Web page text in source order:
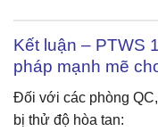
Kết luận – PTWS
pháp mạnh mẽ
Đối với các phòng
bị thử độ hòa tan: